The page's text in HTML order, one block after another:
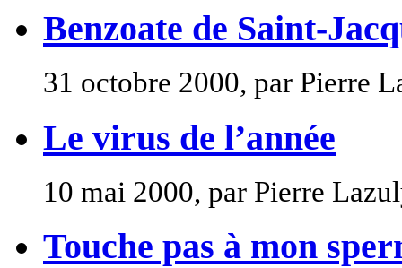
Benzoate de Saint-
31 octobre 2000, par Pierre
Le virus de l’année
10 mai 2000, par Pierre
Touche pas à mon